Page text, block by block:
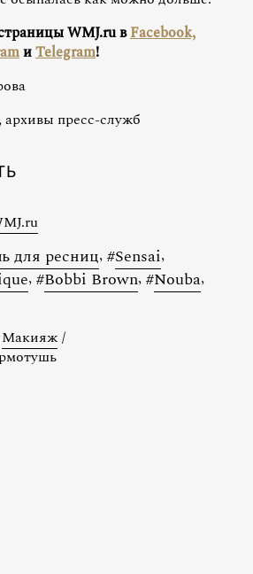
WMJ.ru вFacebook,
иTelegram!
пресс-служб
для ресниц, #Sensai,
, #Bobbi Brown, #Nouba,
Макияж /